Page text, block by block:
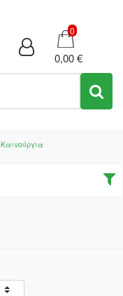
Καλάθι
0
0,00 €
Καινούργια